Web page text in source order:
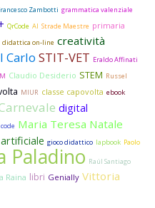
Zambotti grammatica valenziale
QrCode AI Strade Maestre primaria
didattica on-line creatività
Carlo STIT-VET Eraldo Affinati
Claudio Desiderio STEM Russel
MIUR classe capovolta ebook
digital
Maria Teresa Natale
gioco didattico lapbook Paolo
Paladino Raúl Santiago
Raina libri Genially Vittoria